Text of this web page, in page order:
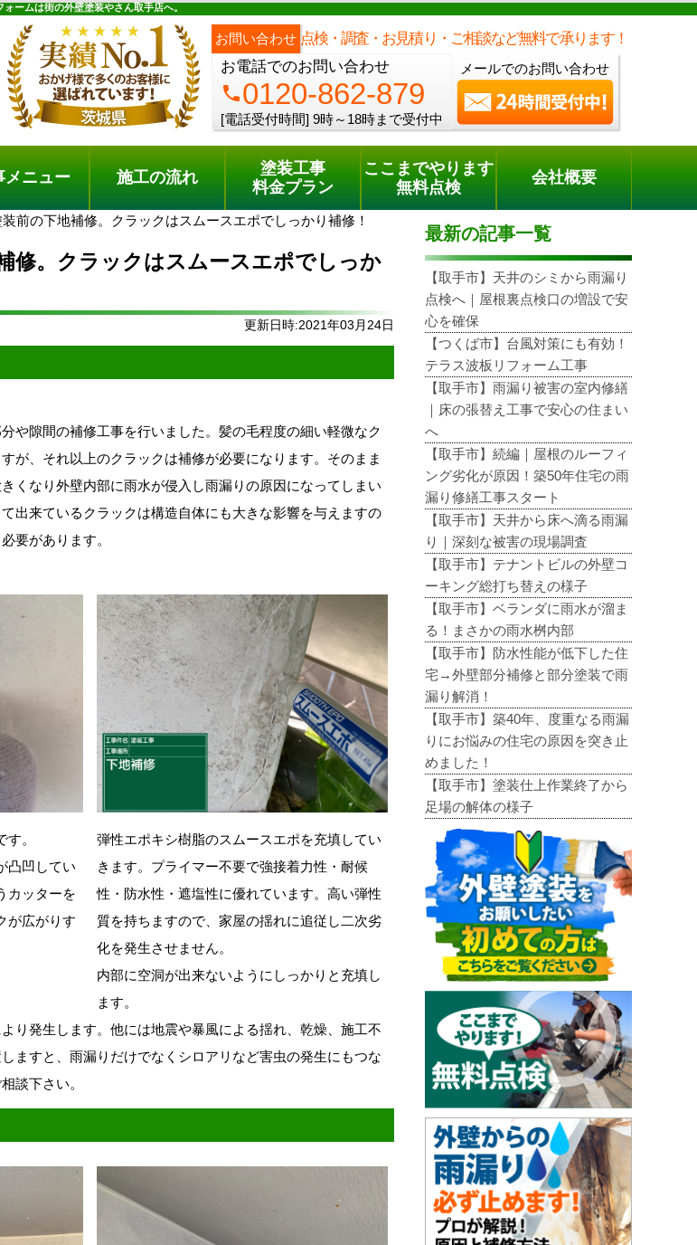
ームは街の外壁塗装やさん取手店へ。
お問い合わせ 点検・調査・お見積り・ご相談など無料で承ります！
お電話でのお問い合わせ
phone0120-862-879
[電話受付時間] 9時～18時まで受付中
メールでのお問い合わせ
料金プラン 無料点検
電話でのご相談 [9時～18時まで受付中]
phone0120-862-879
メニュー 施工の流れ
塗装工事
料金プラン
ここまでやります
無料点検
会社概要
前の下地補修。クラックはスムースエポでしっかり補修！
修。クラックはスムースエポでしっか
更新日時:2021年03月24日
や隙間の補修工事を行いました。髪の毛程度の細い軽微なク
が、それ以上のクラックは補修が必要になります。そのまま
くなり外壁内部に雨水が侵入し雨漏りの原因になってしまい
出来ているクラックは構造自体にも大きな影響を与えますの
要があります。
。
凸凹してい
カッターを
が広がりす
弾性エポキシ樹脂のスムースエポを充填してい
きます。プライマー不要で強接着力性・耐候
性・防水性・遮塩性に優れています。高い弾性
質を持ちますので、家屋の揺れに追従し二次劣
化を発生させません。
内部に空洞が出来ないようにしっかりと充填し
ます。
り発生します。他には地震や暴風による揺れ、乾燥、施工不
ますと、雨漏りだけでなくシロアリなど害虫の発生にもつな
談下さい。
最新の記事一覧
【取手市】天井のシミから雨漏り
点検へ｜屋根裏点検口の増設で安
心を確保
【つくば市】台風対策にも有効！
テラス波板リフォーム工事
【取手市】雨漏り被害の室内修繕
｜床の張替え工事で安心の住まい
へ
【取手市】続編｜屋根のルーフィ
ング劣化が原因！築50年住宅の雨
漏り修繕工事スタート
【取手市】天井から床へ滴る雨漏
り｜深刻な被害の現場調査
【取手市】テナントビルの外壁コ
ーキング総打ち替えの様子
【取手市】ベランダに雨水が溜ま
る！まさかの雨水桝内部
【取手市】防水性能が低下した住
宅→外壁部分補修と部分塗装で雨
漏り解消！
【取手市】築40年、度重なる雨漏
りにお悩みの住宅の原因を突き止
めました！
【取手市】塗装仕上作業終了から
足場の解体の様子